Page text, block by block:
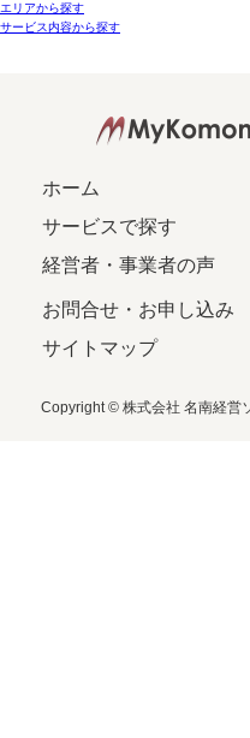
エリアから探す
サービス内容から探す
ホーム
サービスで探す
経営者・事業者の声
お問合せ・お申し込み
サイトマップ
Copyright © 株式会社 名南経営